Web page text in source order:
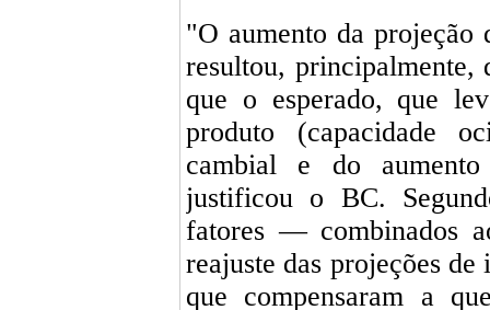
"O aumento da projeção
resultou, principalmente,
que o esperado, que
produto (capacidade
cambial e do
justificou o BC.
fatores — combinados
reajuste das projeções
que compensaram a